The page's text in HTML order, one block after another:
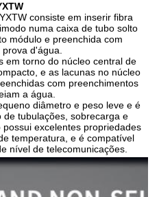
consiste em inserir fibra
numa caixa de tubo solto
módulo e preenchida com
d'água.
em torno do núcleo central de
e as lacunas no núcleo
com preenchimentos
a água.
diâmetro e peso leve e é
tubulações, sobrecarga e
excelentes propriedades
temperatura, e é compatível
nível de telecomunicações.